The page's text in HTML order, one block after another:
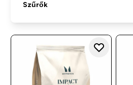
Szűrők